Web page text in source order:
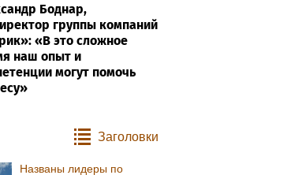
Боднар,
группы компаний
«В это сложное
наш опыт и
могут помочь
Заголовки
Названы лидеры по